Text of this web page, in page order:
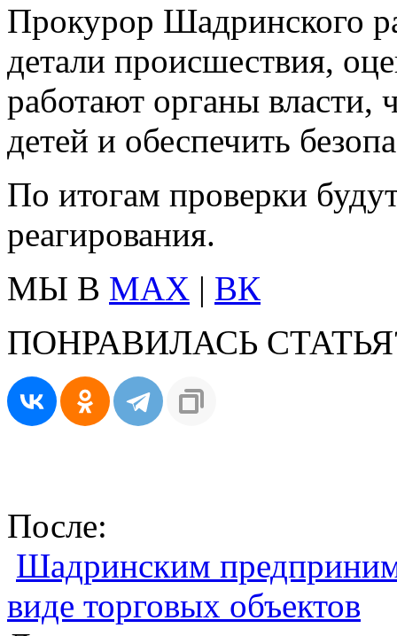
Прокурор Шадринского
детали происшествия,
работают органы власти,
детей и обеспечить
По итогам проверки
реагирования.
МЫ В MAX | ВК
ПОНРАВИЛАСЬ
После:
Шадринским
виде торговых объектов